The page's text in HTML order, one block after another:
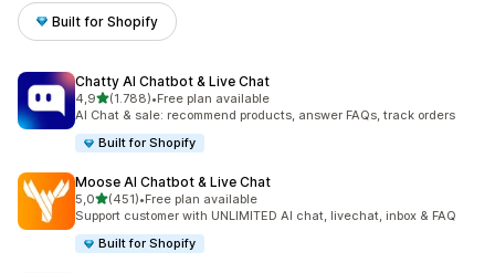
Built for Shopify
Chatty AI Chatbot & Live Chat
4,95 yıldız üzerinden
(1.788)
toplam 1788 değerlendirme
•Free plan available
AI Chat & sale: recommend products, answer FAQs, track orders
Built for Shopify
Moose AI Chatbot & Live Chat
5,05 yıldız üzerinden
(451)
toplam 451 değerlendirme
•Free plan available
Support customer with UNLIMITED AI chat, livechat, inbox & FAQ
Built for Shopify